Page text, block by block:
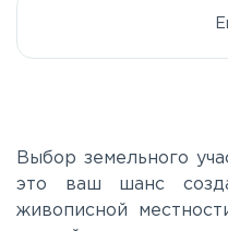
Киевское
Ленинградское
Выбор земельного
это ваш шанс
живописной